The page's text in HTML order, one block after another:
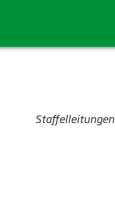
Staffelleitungen